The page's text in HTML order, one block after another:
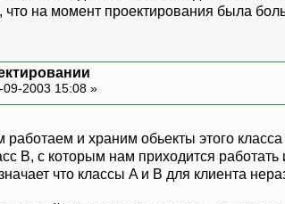
что на момент проектирования была
09-2003 15:08 »
работаем и храним обьекты этого
B, с которым нам приходится
что классы A и B для клиента